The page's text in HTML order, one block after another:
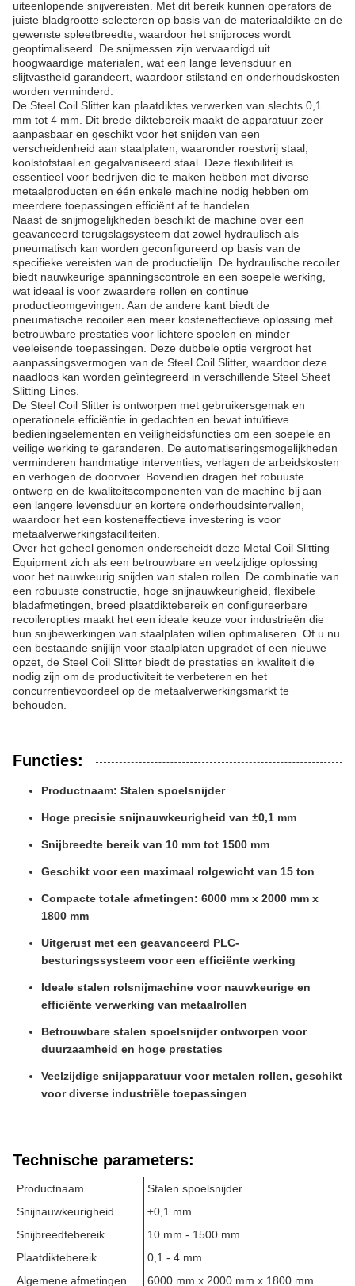
uiteenlopende snijvereisten. Met dit bereik kunnen operators de
juiste bladgrootte selecteren op basis van de materiaaldikte en de
gewenste spleetbreedte, waardoor het snijproces wordt
geoptimaliseerd. De snijmessen zijn vervaardigd uit
hoogwaardige materialen, wat een lange levensduur en
slijtvastheid garandeert, waardoor stilstand en onderhoudskosten
worden verminderd.
De Steel Coil Slitter kan plaatdiktes verwerken van slechts 0,1
mm tot 4 mm. Dit brede diktebereik maakt de apparatuur zeer
aanpasbaar en geschikt voor het snijden van een
verscheidenheid aan staalplaten, waaronder roestvrij staal,
koolstofstaal en gegalvaniseerd staal. Deze flexibiliteit is
essentieel voor bedrijven die te maken hebben met diverse
metaalproducten en één enkele machine nodig hebben om
meerdere toepassingen efficiënt af te handelen.
Naast de snijmogelijkheden beschikt de machine over een
geavanceerd terugslagsysteem dat zowel hydraulisch als
pneumatisch kan worden geconfigureerd op basis van de
specifieke vereisten van de productielijn. De hydraulische recoiler
biedt nauwkeurige spanningscontrole en een soepele werking,
wat ideaal is voor zwaardere rollen en continue
productieomgevingen. Aan de andere kant biedt de
pneumatische recoiler een meer kosteneffectieve oplossing met
betrouwbare prestaties voor lichtere spoelen en minder
veeleisende toepassingen. Deze dubbele optie vergroot het
aanpassingsvermogen van de Steel Coil Slitter, waardoor deze
naadloos kan worden geïntegreerd in verschillende Steel Sheet
Slitting Lines.
De Steel Coil Slitter is ontworpen met gebruikersgemak en
operationele efficiëntie in gedachten en bevat intuïtieve
bedieningselementen en veiligheidsfuncties om een ​​soepele en
veilige werking te garanderen. De automatiseringsmogelijkheden
verminderen handmatige interventies, verlagen de arbeidskosten
en verhogen de doorvoer. Bovendien dragen het robuuste
ontwerp en de kwaliteitscomponenten van de machine bij aan
een langere levensduur en kortere onderhoudsintervallen,
waardoor het een kosteneffectieve investering is voor
metaalverwerkingsfaciliteiten.
Over het geheel genomen onderscheidt deze Metal Coil Slitting
Equipment zich als een betrouwbare en veelzijdige oplossing
voor het nauwkeurig snijden van stalen rollen. De combinatie van
een robuuste constructie, hoge snijnauwkeurigheid, flexibele
bladafmetingen, breed plaatdiktebereik en configureerbare
recoileropties maakt het een ideale keuze voor industrieën die
hun snijbewerkingen van staalplaten willen optimaliseren. Of u nu
een bestaande snijlijn voor staalplaten upgradet of een nieuwe
opzet, de Steel Coil Slitter biedt de prestaties en kwaliteit die
nodig zijn om de productiviteit te verbeteren en het
concurrentievoordeel op de metaalverwerkingsmarkt te
behouden.
Functies:
Productnaam: Stalen spoelsnijder
Hoge precisie snijnauwkeurigheid van ±0,1 mm
Snijbreedte bereik van 10 mm tot 1500 mm
Geschikt voor een maximaal rolgewicht van 15 ton
Compacte totale afmetingen: 6000 mm x 2000 mm x
1800 mm
Uitgerust met een geavanceerd PLC-
besturingssysteem voor een efficiënte werking
Ideale stalen rolsnijmachine voor nauwkeurige en
efficiënte verwerking van metaalrollen
Betrouwbare stalen spoelsnijder ontworpen voor
duurzaamheid en hoge prestaties
Veelzijdige snijapparatuur voor metalen rollen, geschikt
voor diverse industriële toepassingen
Technische parameters:
Productnaam
Stalen spoelsnijder
Snijnauwkeurigheid
±0,1 mm
Snijbreedtebereik
10 mm - 1500 mm
Plaatdiktebereik
0,1 - 4 mm
Algemene afmetingen
6000 mm x 2000 mm x 1800 mm